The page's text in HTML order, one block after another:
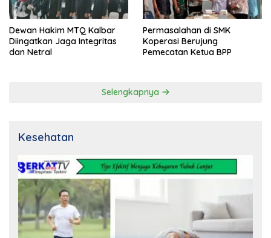
Dewan Hakim MTQ Kalbar
Diingatkan Jaga Integritas
dan Netral
Permasalahan di SMK
Koperasi Berujung
Pemecatan Ketua BPP
Selengkapnya
Kesehatan